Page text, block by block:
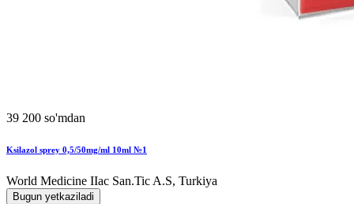
39 200 so'mdan
Ksilazol sprey 0,5/50mg/ml 10ml №1
World Мedicine IIac San.Tic A.S, Turkiya
Bugun yetkaziladi